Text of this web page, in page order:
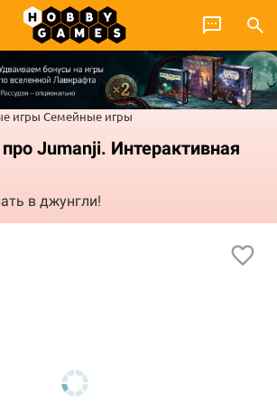
игры Семейные игры
Jumanji. Интерактивная
в джунгли!